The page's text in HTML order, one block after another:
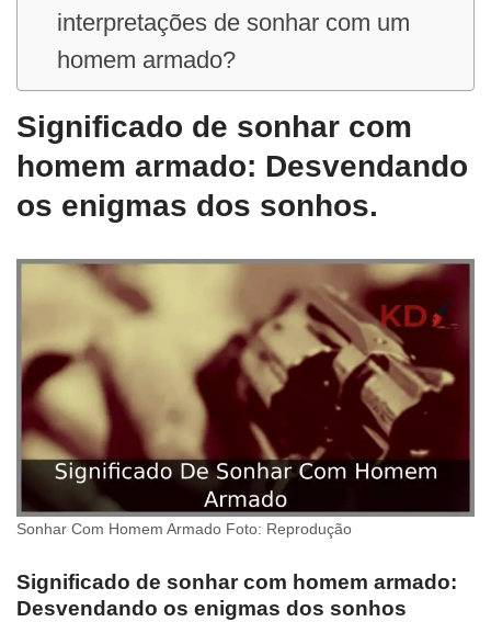
interpretações de sonhar com um
homem armado?
Significado de sonhar com
homem armado: Desvendando
os enigmas dos sonhos.
Sonhar Com Homem Armado Foto: Reprodução
Significado de sonhar com homem armado:
Desvendando os enigmas dos sonhos